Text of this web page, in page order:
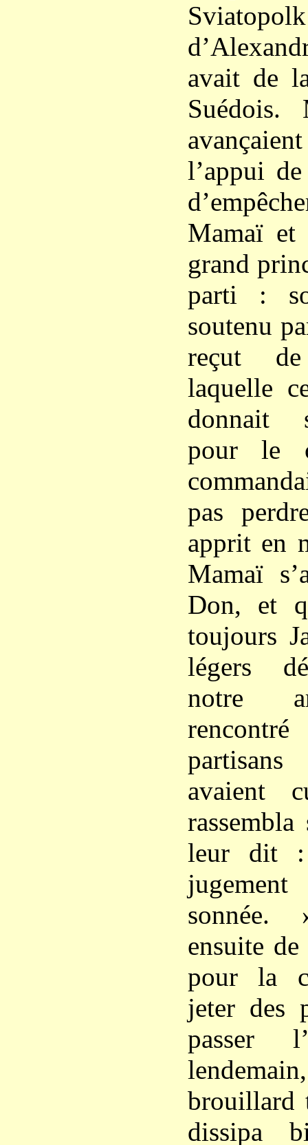
avait de
Suédois.
l’appui
Mamaï et
grand
parti :
soutenu
reçut
laquelle
donnait
pour le
pas
apprit en
Mamaï
Don, et
toujours
légers
notre
avaient
leur dit :
ensuite
pour la
jeter des
passer
brouillard
dissipa